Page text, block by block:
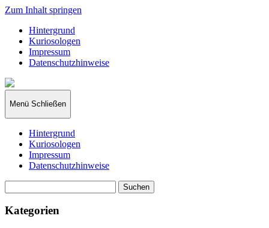
Zum Inhalt springen
Hintergrund
Kuriosologen
Impressum
Datenschutzhinweise
kuriosologie.de
Menü Schließen
Hintergrund
Kuriosologen
Impressum
Datenschutzhinweise
nach:
Kategorien